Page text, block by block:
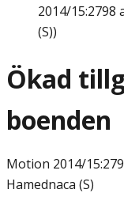
2014/15:2798
(S))
Ökad
boenden
Motion 2014/
Hamednaca (S)